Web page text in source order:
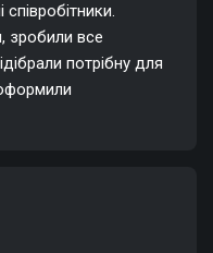
зробили все
потрібну для